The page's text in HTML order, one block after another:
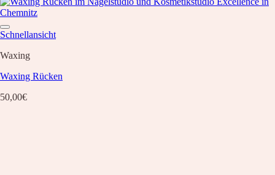
Schnellansicht
Waxing
Waxing Rücken
50,00€